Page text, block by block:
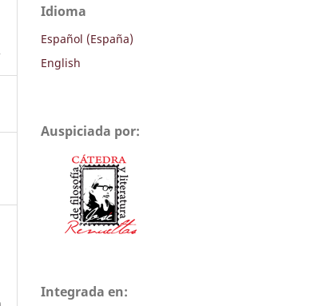
Idioma
Español (España)
English
Auspiciada por:
Integrada en: